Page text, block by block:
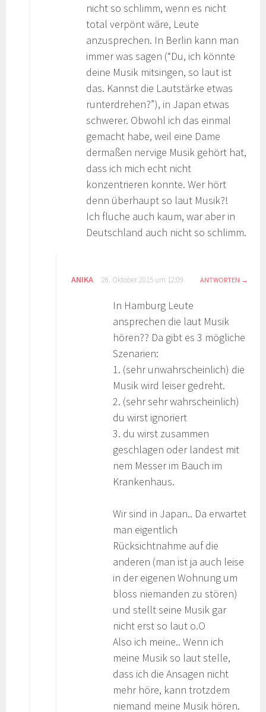
nicht so schlimm, wenn es nicht
total verpönt wäre, Leute
anzusprechen. In Berlin kann man
immer was sagen (“Du, ich könnte
deine Musik mitsingen, so laut ist
das. Kannst die Lautstärke etwas
runterdrehen?”), in Japan etwas
schwerer. Obwohl ich das einmal
gemacht habe, weil eine Dame
dermaßen nervige Musik gehört hat,
dass ich mich echt nicht
konzentrieren konnte. Wer hört
denn überhaupt so laut Musik?!
Ich fluche auch kaum, war aber in
Deutschland auch nicht so schlimm.
ANIKA 26. Oktober 2015 um 12:09 ANTWORTEN
In Hamburg Leute
ansprechen die laut Musik
hören?? Da gibt es 3 mögliche
Szenarien:
1. (sehr unwahrscheinlich) die
Musik wird leiser gedreht.
2. (sehr sehr wahrscheinlich)
du wirst ignoriert
3. du wirst zusammen
geschlagen oder landest mit
nem Messer im Bauch im
Krankenhaus.
Wir sind in Japan.. Da erwartet
man eigentlich
Rücksichtnahme auf die
anderen (man ist ja auch leise
in der eigenen Wohnung um
bloss niemanden zu stören)
und stellt seine Musik gar
nicht erst so laut o.O
Also ich meine.. Wenn ich
meine Musik so laut stelle,
dass ich die Ansagen nicht
mehr höre, kann trotzdem
niemand meine Musik hören.